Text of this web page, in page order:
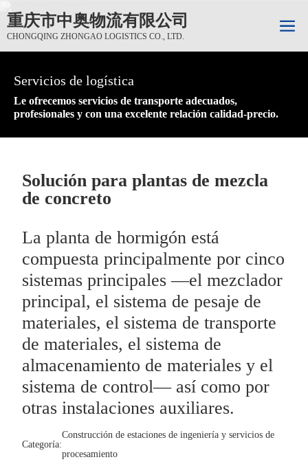
重庆市中奥物流有限公司
CHONGQING ZHONGAO LOGISTICS CO., LTD.
Servicios de logística
Le ofrecemos servicios de transporte adecuados,
profesionales y con una excelente relación calidad-precio.
Servicios de logística
Le ofrecemos servicios de transporte adecuados,
profesionales y con una excelente relación calidad-precio.
Servicios de logística
Le ofrecemos servicios de transporte adecuados,
profesionales y con una excelente relación calidad-precio.
Solución para plantas de mezcla
de concreto
La planta de hormigón está
compuesta principalmente por cinco
sistemas principales —el mezclador
principal, el sistema de pesaje de
materiales, el sistema de transporte
de materiales, el sistema de
almacenamiento de materiales y el
sistema de control— así como por
otras instalaciones auxiliares.
Categoría:
Construcción de estaciones de ingeniería y servicios de
procesamiento